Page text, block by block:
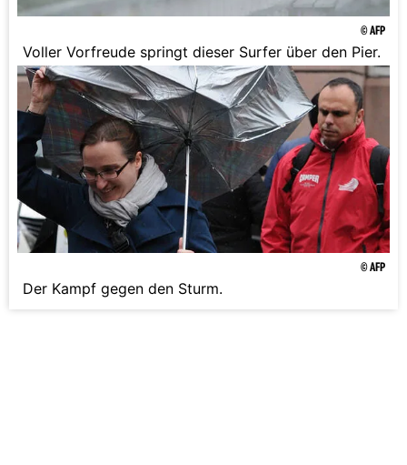
© AFP
Voller Vorfreude springt dieser Surfer über den Pier.
© AFP
Der Kampf gegen den Sturm.